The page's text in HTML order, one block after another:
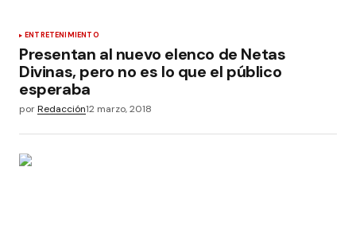
ENTRETENIMIENTO
Presentan al nuevo elenco de Netas
Divinas, pero no es lo que el público
esperaba
porRedacción12 marzo, 2018